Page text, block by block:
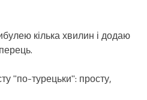
кілька хвилин і додаю